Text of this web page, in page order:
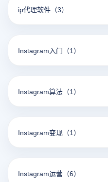
ip代理软件 （3）
Instagram入门 （1）
Instagram算法 （1）
Instagram变现 （1）
Instagram运营 （6）